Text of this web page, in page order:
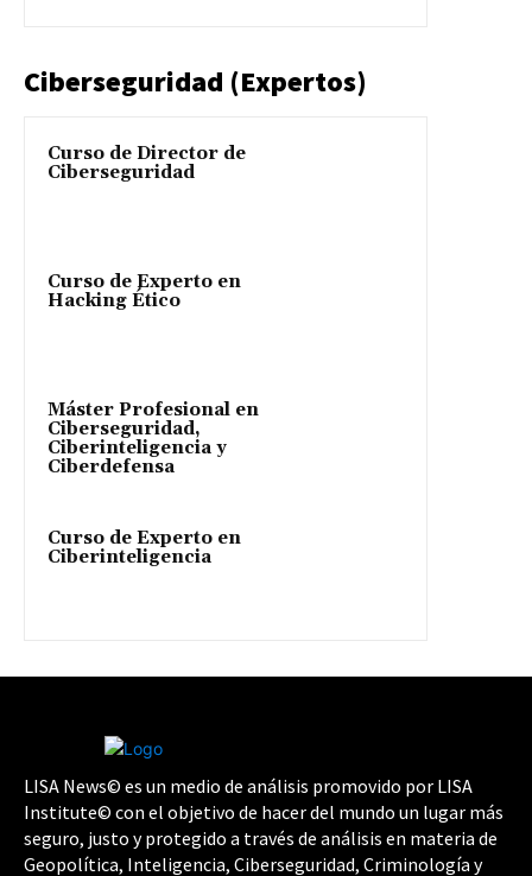
Ciberseguridad (Expertos)
Curso de Director de
Ciberseguridad
Curso de Experto en
Hacking Ético
Máster Profesional en
Ciberseguridad,
Ciberinteligencia y
Ciberdefensa
Curso de Experto en
Ciberinteligencia
LISA News© es un medio de análisis promovido por LISA
Institute© con el objetivo de hacer del mundo un lugar más
seguro, justo y protegido a través de análisis en materia de
Geopolítica, Inteligencia, Ciberseguridad, Criminología y